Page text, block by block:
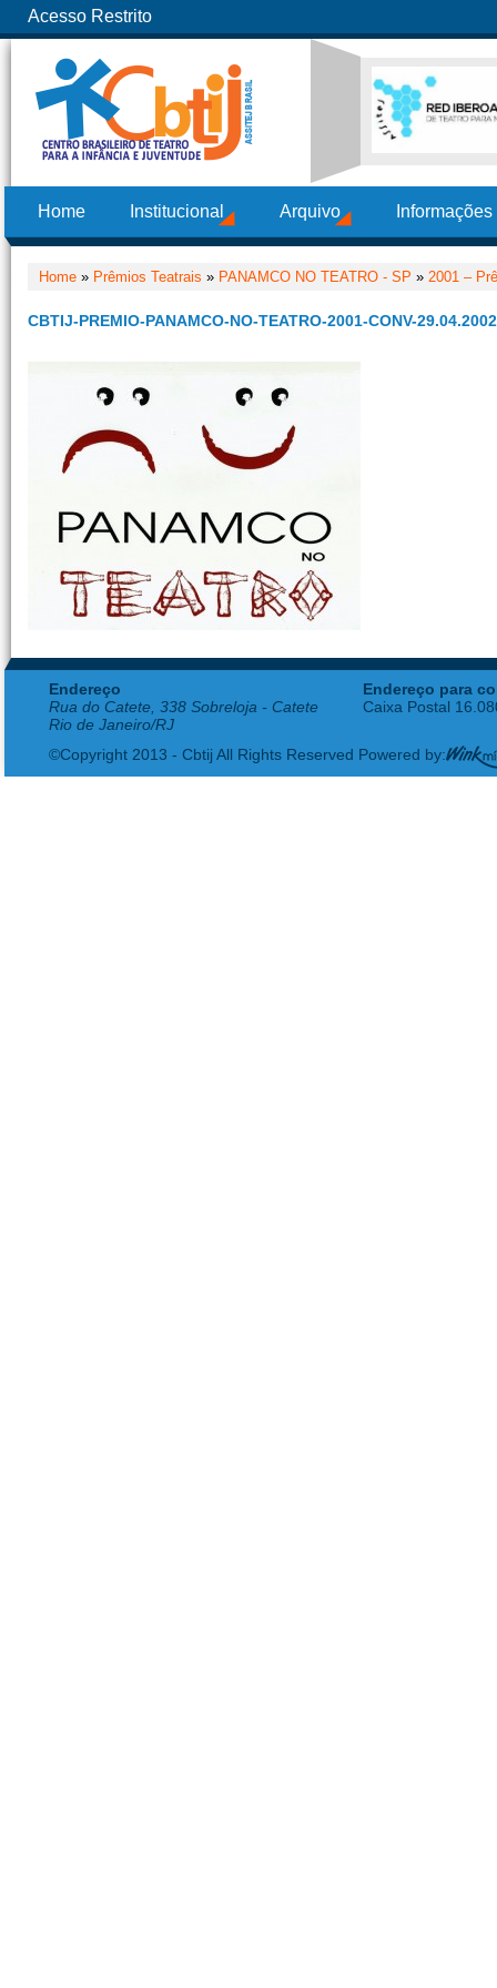
Acesso Restrito
Home Institucional Arquivo
Home » Prêmios Teatrais » PANAMCO NO TEATRO - SP » 2001 –
CBTIJ-PREMIO-PANAMCO-NO-TEATRO-2001-CONV-29.04.2002
Endereço
Rua do Catete, 338 Sobreloja - Catete
Rio de Janeiro/RJ
Endereço para
Caixa Postal
©Copyright 2013 - Cbtij All Rights Reserved Powered by: